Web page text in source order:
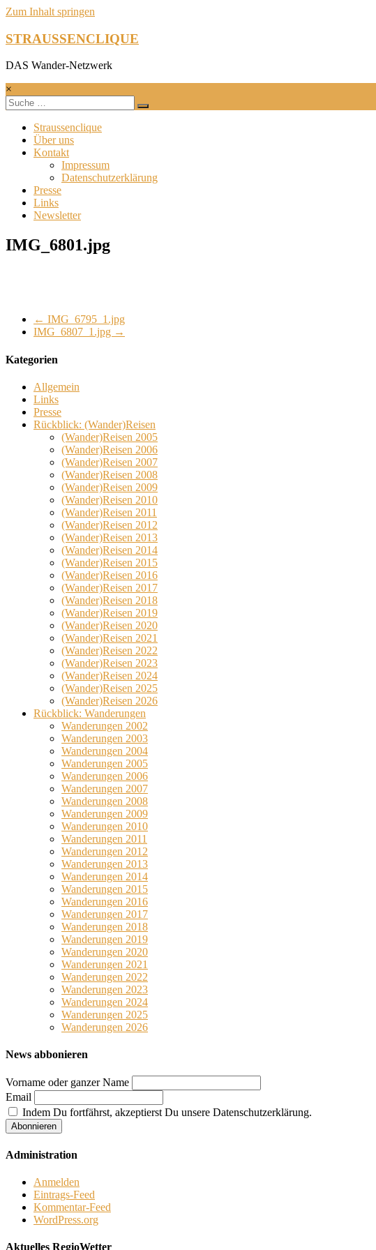
Zum Inhalt springen
STRAUSSENCLIQUE
DAS Wander-Netzwerk
×
Straussenclique
Über uns
Kontakt
Impressum
Datenschutzerklärung
Presse
Links
Newsletter
IMG_6801.jpg
← IMG_6795_1.jpg
IMG_6807_1.jpg →
Kategorien
Allgemein
Links
Presse
Rückblick: (Wander)Reisen
(Wander)Reisen 2005
(Wander)Reisen 2006
(Wander)Reisen 2007
(Wander)Reisen 2008
(Wander)Reisen 2009
(Wander)Reisen 2010
(Wander)Reisen 2011
(Wander)Reisen 2012
(Wander)Reisen 2013
(Wander)Reisen 2014
(Wander)Reisen 2015
(Wander)Reisen 2016
(Wander)Reisen 2017
(Wander)Reisen 2018
(Wander)Reisen 2019
(Wander)Reisen 2020
(Wander)Reisen 2021
(Wander)Reisen 2022
(Wander)Reisen 2023
(Wander)Reisen 2024
(Wander)Reisen 2025
(Wander)Reisen 2026
Rückblick: Wanderungen
Wanderungen 2002
Wanderungen 2003
Wanderungen 2004
Wanderungen 2005
Wanderungen 2006
Wanderungen 2007
Wanderungen 2008
Wanderungen 2009
Wanderungen 2010
Wanderungen 2011
Wanderungen 2012
Wanderungen 2013
Wanderungen 2014
Wanderungen 2015
Wanderungen 2016
Wanderungen 2017
Wanderungen 2018
Wanderungen 2019
Wanderungen 2020
Wanderungen 2021
Wanderungen 2022
Wanderungen 2023
Wanderungen 2024
Wanderungen 2025
Wanderungen 2026
News abbonieren
Vorname oder ganzer Name
Email
Indem Du fortfährst, akzeptierst Du unsere Datenschutzerklärung.
Administration
Anmelden
Eintrags-Feed
Kommentar-Feed
WordPress.org
Aktuelles RegioWetter